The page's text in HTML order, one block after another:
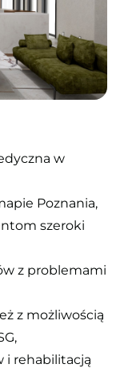
w
Poznania,
szeroki
z problemami
z możliwością
i rehabilitacją